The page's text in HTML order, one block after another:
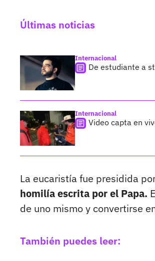
Últimas noticias
Internacional
De estudiante a
Internacional
Video capta en
La eucaristía fue presidida
homilía escrita por el Papa.
de uno mismo y convertirse
También puedes leer: